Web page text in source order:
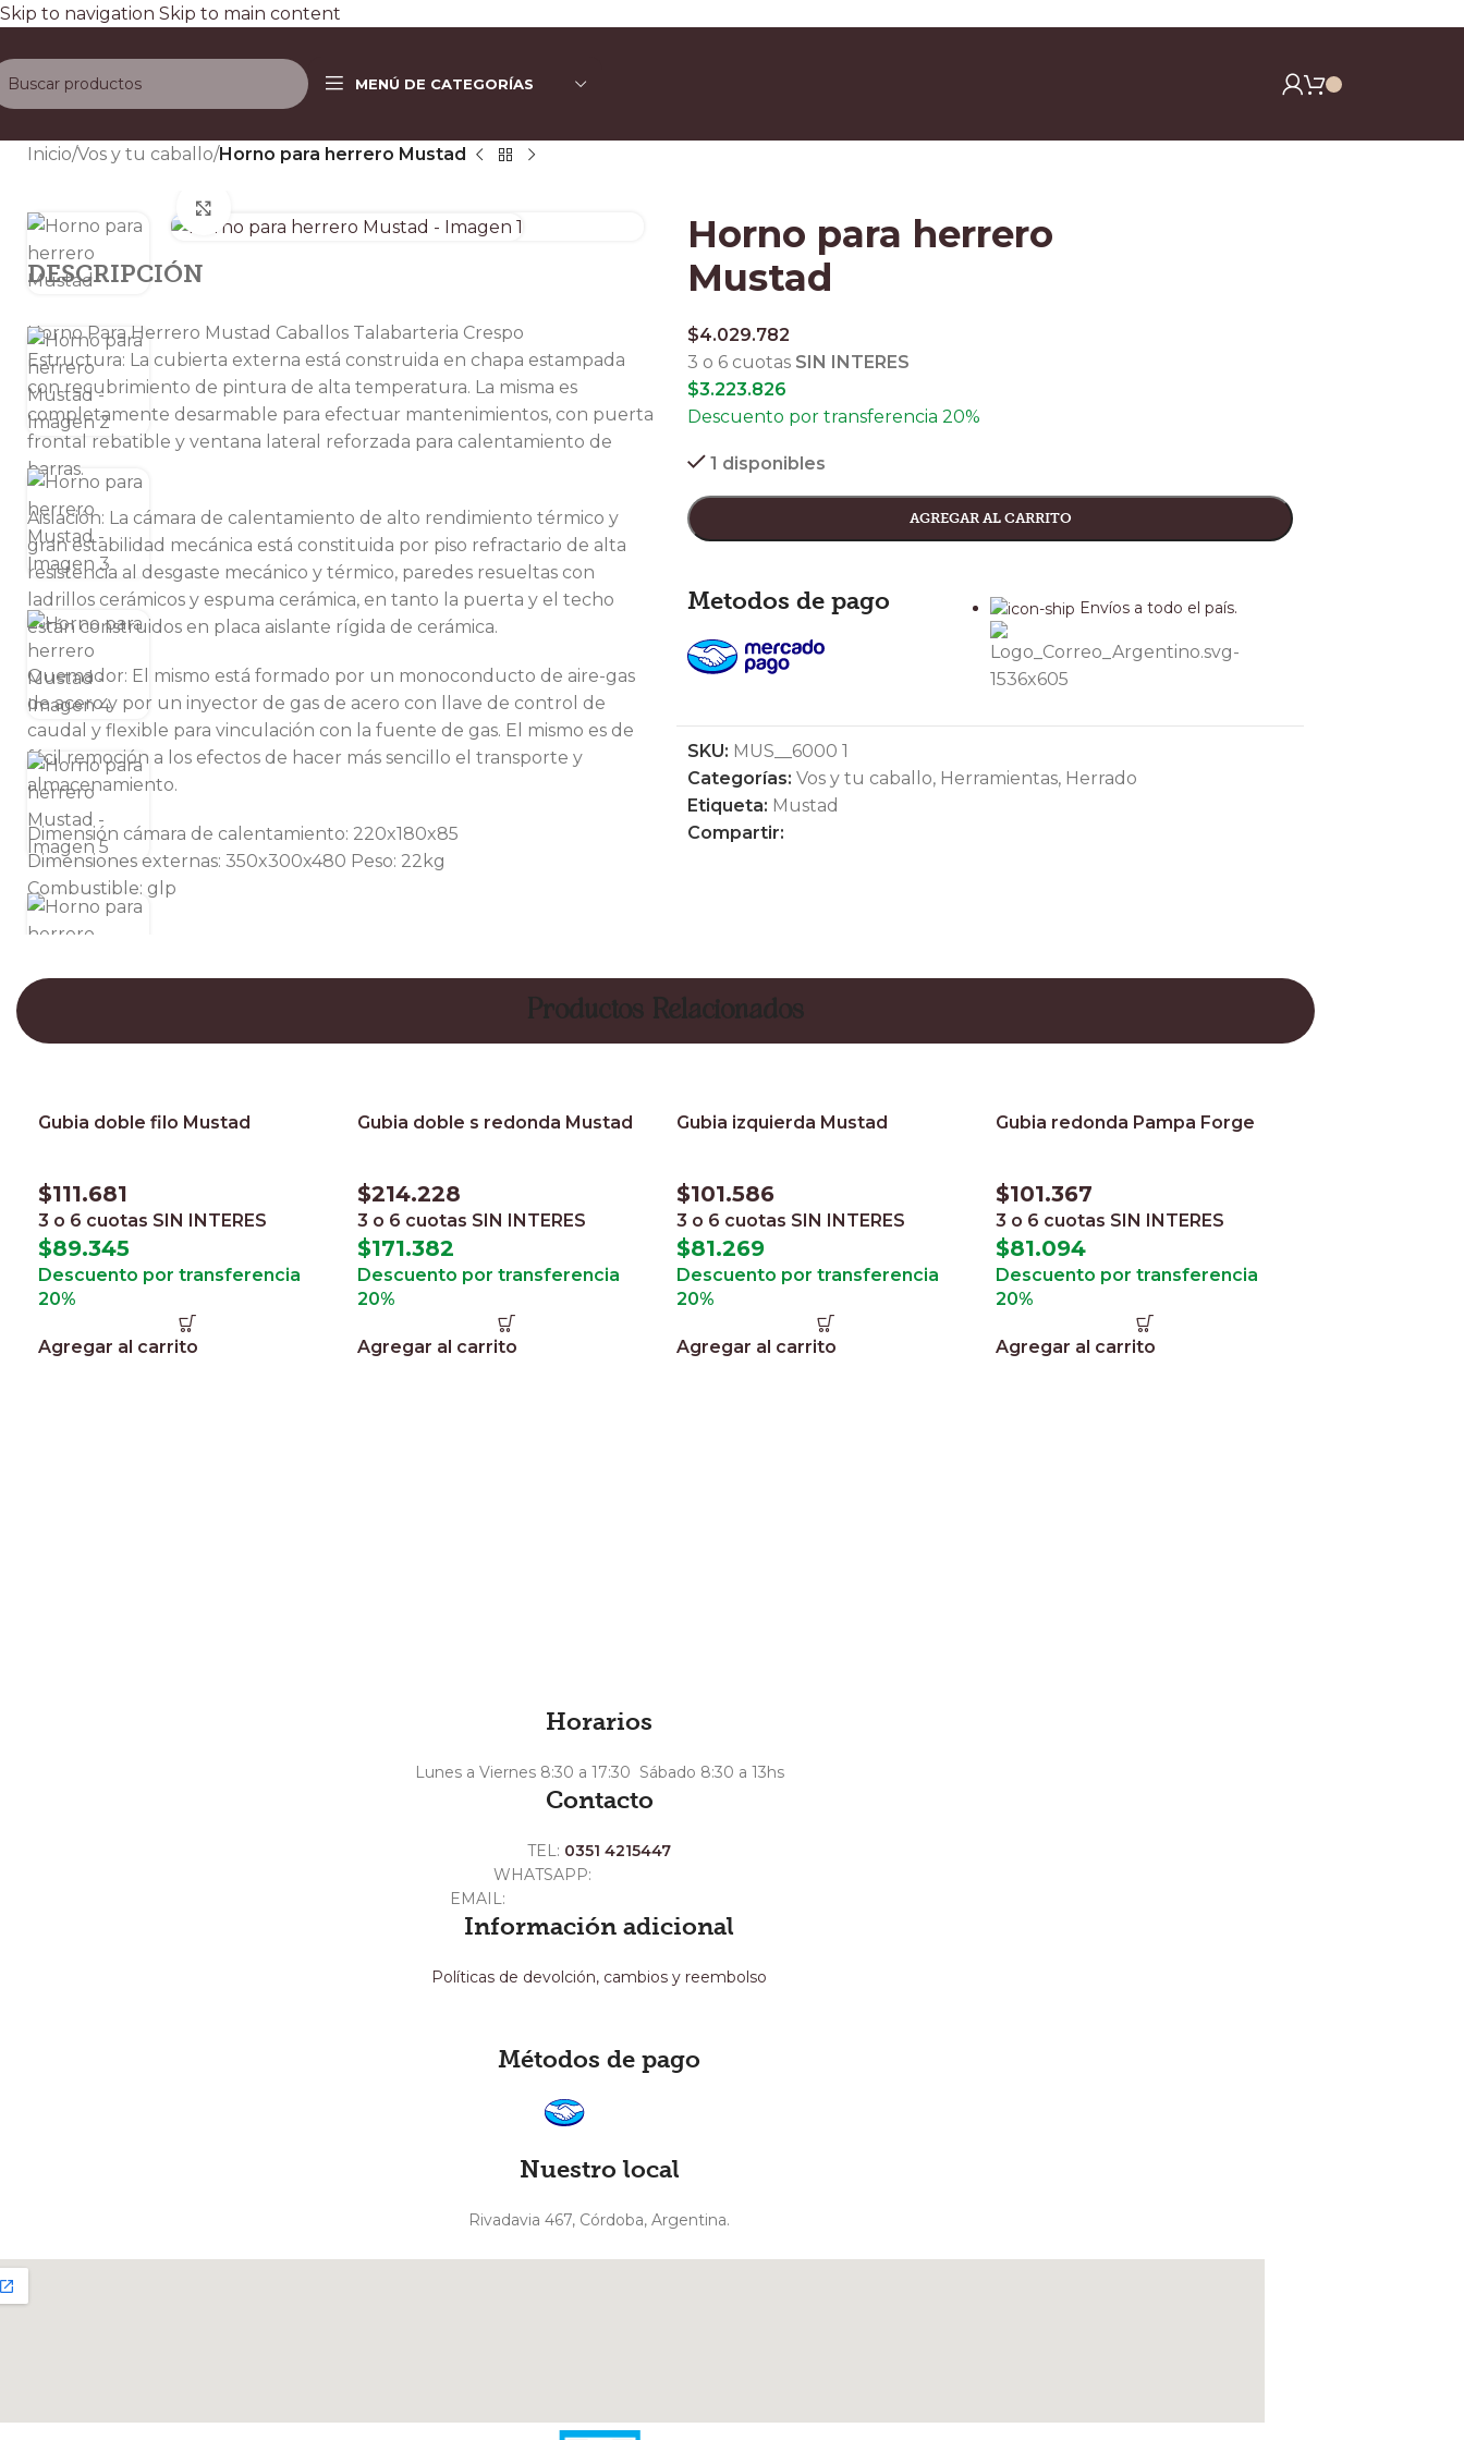
Skip to navigation Skip to main content
Descuento ESPECIAL por transferencia bancaria 20%
MENÚ DE CATEGORÍAS
Inicio/Vos y tu caballo/Horno para herrero Mustad
DESCRIPCIÓN
Horno Para Herrero Mustad Caballos Talabarteria Crespo
Estructura: La cubierta externa está construida en chapa estampada
con recubrimiento de pintura de alta temperatura. La misma es
completamente desarmable para efectuar mantenimientos, con puerta
frontal rebatible y ventana lateral reforzada para calentamiento de
barras.
Aislación: La cámara de calentamiento de alto rendimiento térmico y
gran estabilidad mecánica está constituida por piso refractario de alta
resistencia al desgaste mecánico y térmico, paredes resueltas con
ladrillos cerámicos y espuma cerámica, en tanto la puerta y el techo
están construidos en placa aislante rígida de cerámica.
Quemador: El mismo está formado por un monoconducto de aire-gas
de acero y por un inyector de gas de acero con llave de control de
caudal y flexible para vinculación con la fuente de gas. El mismo es de
fácil remoción a los efectos de hacer más sencillo el transporte y
almacenamiento.
Dimensión cámara de calentamiento: 220x180x85
Dimensiones externas: 350x300x480 Peso: 22kg
Combustible: glp
Horno para herrero
Mustad
$4.029.782
3 o 6 cuotas SIN INTERES
$3.223.826
Descuento por transferencia 20%
1 disponibles
AGREGAR AL CARRITO
Metodos de pago Envíos a todo el país.
SKU: MUS__6000 1
Categorías: Vos y tu caballo, Herramientas, Herrado
Etiqueta: Mustad
Compartir:
Productos Relacionados
Gubia doble filo Mustad
$111.681
3 o 6 cuotas SIN INTERES
$89.345
Descuento por transferencia
20%
Agregar al carrito
Gubia doble s redonda Mustad
$214.228
3 o 6 cuotas SIN INTERES
$171.382
Descuento por transferencia
20%
Agregar al carrito
Gubia izquierda Mustad
$101.586
3 o 6 cuotas SIN INTERES
$81.269
Descuento por transferencia
20%
Agregar al carrito
Gubia redonda Pampa Forge
$101.367
3 o 6 cuotas SIN INTERES
$81.094
Descuento por transferencia
20%
Agregar al carrito
Horarios
Lunes a Viernes 8:30 a 17:30 Sábado 8:30 a 13hs
Contacto
TEL: 0351 4215447
WHATSAPP:
EMAIL:
Información adicional
Políticas de devolción, cambios y reembolso
Métodos de pago
Nuestro local
Rivadavia 467, Córdoba, Argentina.